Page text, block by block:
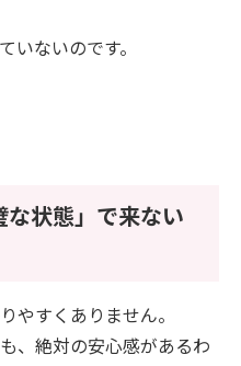
いないのです。
状態」で来ない
やすくありません。
、絶対の安心感があるわ